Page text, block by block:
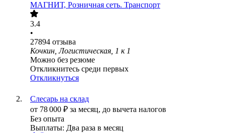
МАГНИТ, Розничная сеть. Транспорт
3.4
•
27894 отзыва
Кочкин, Логистическая, 1 к 1
Можно без резюме
Откликнитесь среди первых
Откликнуться
Слесарь на склад
от 78 000 ₽ за месяц, до вычета налогов
Без опыта
Выплаты: Два раза в месяц